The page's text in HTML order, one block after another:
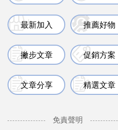
最新加入 推薦好物
撇步文章 促銷方案
文章分享 精選文章
免責聲明